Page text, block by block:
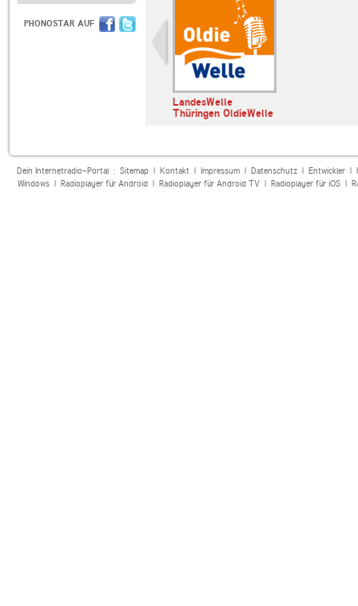
PHONOSTAR AUF
LandesWelle
Thüringen OldieWelle
Dein Internetradio-Portal : Sitemap| Kontakt| Impressum| Datenschutz| Entwickler|
Windows| Radioplayer für Android| Radioplayer für Android TV| Radioplayer für iOS|